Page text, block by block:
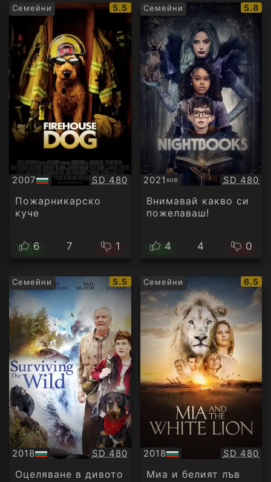
Семейни
IMDb
рейтинг:
5.5
2007
БГ
аудио
Качество:
SD 480
Пожарникарско
куче
6 7 1
Семейни
IMDb
5.8
2021 SUB
Субтитри SD 480
Внимавай какво си
пожелаваш!
4 4 0
Семейни
IMDb
рейтинг:
5.5
2018
БГ
аудио
Качество:
SD 480
Оцеляване в дивото
Семейни
IMDb
6.5
2018
БГ
аудио
SD 480
Миа и белият лъв